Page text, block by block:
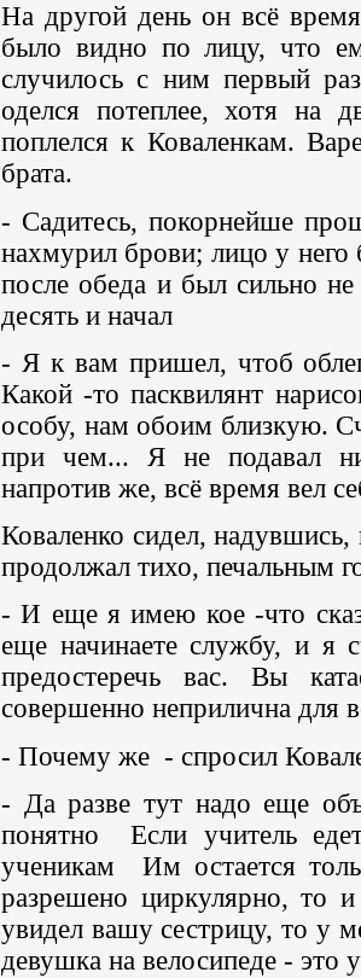
На другой день он всё
было видно по лицу, что
случилось с ним первый
оделся потеплее, хотя на
поплелся к Коваленкам.
брата.
- Садитесь, покорнейше
нахмурил брови; лицо у него
после обеда и был сильно
десять и начал
- Я к вам пришел, чтоб
Какой -то пасквилянт
особу, нам обоим близкую.
при чем... Я не подавал
напротив же, всё время вел
Коваленко сидел,
продолжал тихо, печальным
- И еще я имею кое -что
еще начинаете службу, и я
предостеречь вас. Вы
совершенно неприлична для
- Почему же - спросил
- Да разве тут надо еще
понятно Если учитель
ученикам Им остается
разрешено циркулярно, то
увидел вашу сестрицу, то у
девушка на велосипеде - это